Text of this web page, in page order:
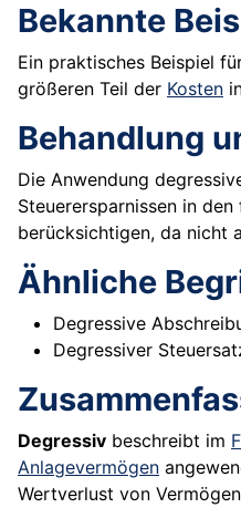
Bekannte
Ein praktisches Beispiel
größeren Teil der Kosten
Behandlung
Die Anwendung
Steuerersparnissen in
berücksichtigen, da nicht
Ähnliche
Degressive
Degressiver
Degressiv beschreibt im
Anlagevermögen
Wertverlust von